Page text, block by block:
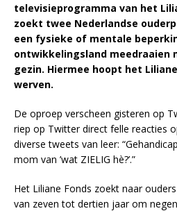
televisieprogramma van het
zoekt twee Nederlandse
een fysieke of mentale
ontwikkelingsland meedraaien
gezin. Hiermee hoopt het
werven.
De oproep verscheen gisteren op
riep op Twitter direct felle reacties
diverse tweets van leer:
mom van ’wat ZIELIG hè?’.”
Het Liliane Fonds zoekt naar
van zeven tot dertien jaar om